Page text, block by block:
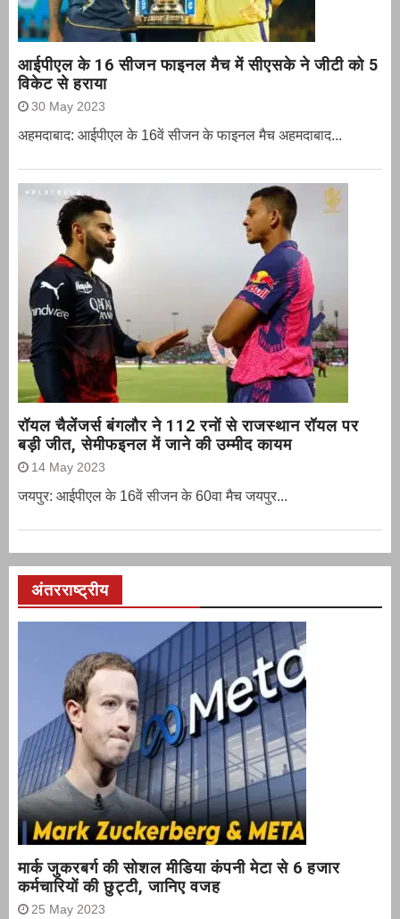
आईपीएल के 16 सीजन फाइनल मैच में सीएसके ने जीटी को 5
विकेट से हराया
30 May 2023
अहमदाबाद: आईपीएल के 16वें सीजन के फाइनल मैच अहमदाबाद...
रॉयल चैलेंजर्स बंगलौर ने 112 रनों से राजस्थान रॉयल पर
बड़ी जीत, सेमीफइनल में जाने की उम्मीद कायम
14 May 2023
जयपुर: आईपीएल के 16वें सीजन के 60वा मैच जयपुर...
अंतरराष्ट्रीय
मार्क जुकरबर्ग की सोशल मीडिया कंपनी मेटा से 6 हजार
कर्मचारियों की छुट्टी, जानिए वजह
25 May 2023